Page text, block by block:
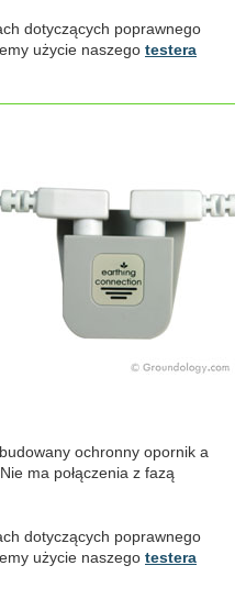
dotyczących poprawnego
użycie naszego testera
ochronny opornik a
ma połączenia z fazą
dotyczących poprawnego
użycie naszego testera